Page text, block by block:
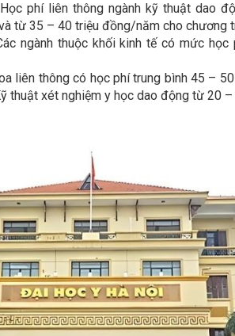
Học phí liên thông ngành kỹ thuật dao
từ 35 – 40 triệu đồng/năm cho chương
ngành thuộc khối kinh tế có mức
liên thông có học phí trung bình 45 –
thuật xét nghiệm y học dao động từ 20